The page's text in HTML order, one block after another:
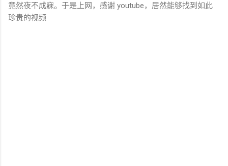
竟然夜不成寐。于是上网，感谢 youtube，居然能够找到如此
珍贵的视频